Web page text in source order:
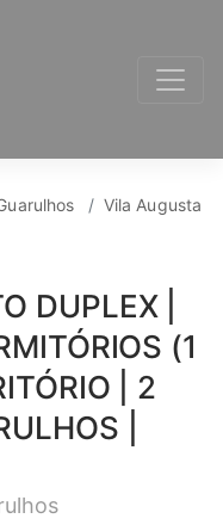
Vila Augusta
DUPLEX |
(1
| 2
|